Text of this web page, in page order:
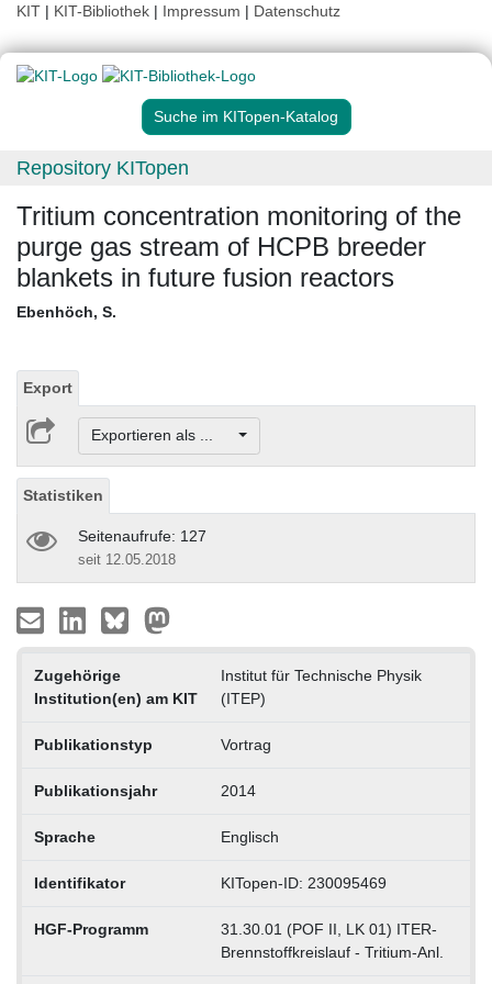
KIT | KIT-Bibliothek | Impressum | Datenschutz
Suche im KITopen-Katalog
Repository KITopen
Tritium concentration monitoring of the
purge gas stream of HCPB breeder
blankets in future fusion reactors
Ebenhöch, S.
Export
Exportieren als ...
Statistiken
Seitenaufrufe: 127
seit 12.05.2018
Zugehörige
Institution(en) am KIT
Institut für Technische Physik
(ITEP)
Publikationstyp Vortrag
Publikationsjahr 2014
Sprache Englisch
Identifikator KITopen-ID: 230095469
HGF-Programm
31.30.01 (POF II, LK 01) ITER-
Brennstoffkreislauf - Tritium-Anl.